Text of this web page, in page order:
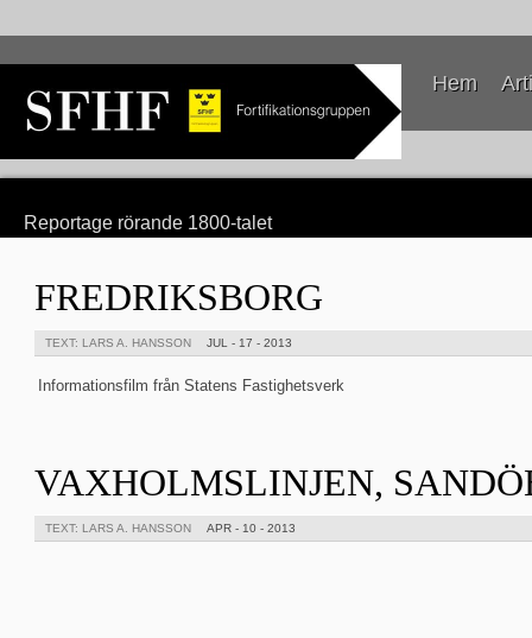
Hem
Reportage rörande 1800-talet
FREDRIKSBORG
TEXT: LARS A. HANSSON JUL - 17 - 2013
Informationsfilm från Statens Fastighetsverk
VAXHOLMSLINJEN,
TEXT: LARS A. HANSSON APR - 10 - 2013